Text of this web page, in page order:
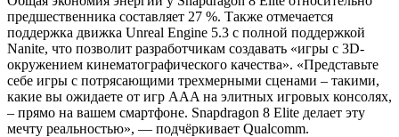
предшественника составляет 27 %. Также отмечается
поддержка движка Unreal Engine 5.3 с полной поддержкой
Nanite, что позволит разработчикам создавать «игры с 3D-
окружением кинематографического качества». «Представьте
себе игры с потрясающими трехмерными сценами – такими,
какие вы ожидаете от игр AAA на элитных игровых консолях,
– прямо на вашем смартфоне. Snapdragon 8 Elite делает эту
мечту реальностью», — подчёркивает Qualcomm.